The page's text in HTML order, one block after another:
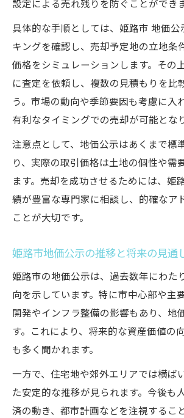
設定による売れ残りを防ぐことができま
具体的な手順としては、姫路市 地価公
キングを確認し、売却予定地の立地条
価格をシミュレーションします。その
に査定を依頼し、複数の見積もりを比
う。市場の動向や季節要因も考慮に入
有利なタイミングでの売却が可能とな
注意点として、地価公示はあくまで標
り、実際の取引価格は土地の個性や需
ます。売却を成功させるためには、姫
績が豊富な専門家に相談し、的確なア
ことが大切です。
姫路市地価公示の推移と将来の見通
姫路市の地価公示は、過去数年にわた
向を示しています。特に市中心部や主
開発やインフラ整備の影響もあり、地
す。これにより、将来的な資産価値の
も多く聞かれます。
一方で、住宅地や郊外エリアでは横ば
た安定的な推移が見られます。今後も
済の動き、都市計画などを注視するこ